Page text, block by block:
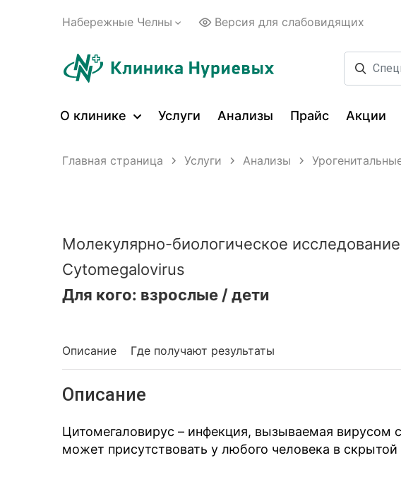
Набережные Челны Версия для слабовидящих
О клинике Услуги Анализы Прайс Акции
Главная страница Услуги Анализы
Молекулярно-биологическое
Cytomegalovirus
Для кого: взрослые / дети
Описание Где получают результаты
Описание
Цитомегаловирус – инфекция, вызываемая вирусом
может присутствовать у любого человека в